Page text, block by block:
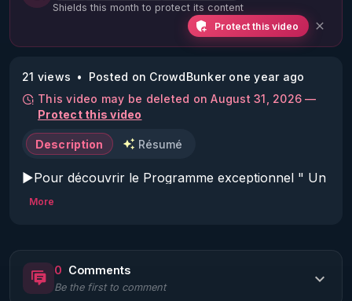
Shields this month to protect its content
Protect this video
21 views
Posted on CrowdBunker one year ago
This video may be deleted on August 31, 2026 —
Protect this video
Description Résumé
▶Pour découvrir le Programme exceptionnel " Un
été pour se régénerer et tout changer - 21 jours de
utm_source=youtube&utm_medium=podcast&utm_
campaign=ete2025&utm_content=podcast2
▶CHAPITRAGE DYNAMIQUE DE LA VIDÉO CI
More
0 Comments
Be the first to comment